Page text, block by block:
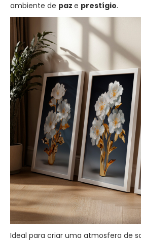
ambiente de paz e prestígio.
Ideal para criar uma atmosfera de